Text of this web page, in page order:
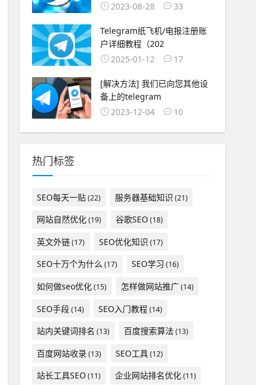
2023-08-28
33
Telegram纸飞机/电报注册账
户详细教程（202
2025-01-12
17
[解决方法] 我们已向您其他设
备上的telegram
2023-12-04
10
热门标签
SEO每天一贴(22) 服务器基础知识 (21)
网站自然优化(19) 谷歌SEO (18)
英文外链(17) SEO优化知识 (17)
SEO十万个为什么 (17) SEO学习 (16)
如何做seo优化(15) 怎样做网站推广(14)
SEO手段(14) SEO入门教程(14)
站内关键词排名 (13) 百度搜索算法(13)
百度网站收录(13) SEO工具(12)
站长工具SEO (11) 企业网站排名优化(11)